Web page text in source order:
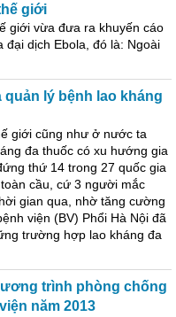
giới
giới vừa đưa ra khuyến cáo
đại dịch Ebola, đó là: Ngoài
quản lý bệnh lao kháng
giới cũng như ở nước ta
đa thuốc có xu hướng gia
thứ 14 trong 27 quốc gia
cầu, cứ 3 người mắc
gian qua, nhờ tăng cường
viện (BV) Phổi Hà Nội đã
trường hợp lao kháng đa
trình phòng chống
năm 2013